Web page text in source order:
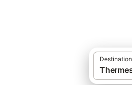
Destination